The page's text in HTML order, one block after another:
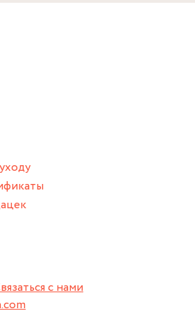
перед купанием (и в море, и в
месте.
мы доставляем все изделия в
или упаковке бренда.
эту упаковку для хранения,
на себе.
с нами